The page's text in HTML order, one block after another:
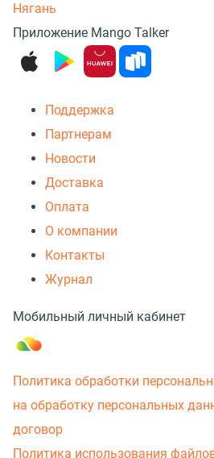
Нягань
Приложение Mango Talker
Поддержка
Партнерам
Новости
Доставка
Оплата
О компании
Контакты
Журнал
Мобильный личный кабинет
Политика обработки
на обработку персональных
договор
Политика использования